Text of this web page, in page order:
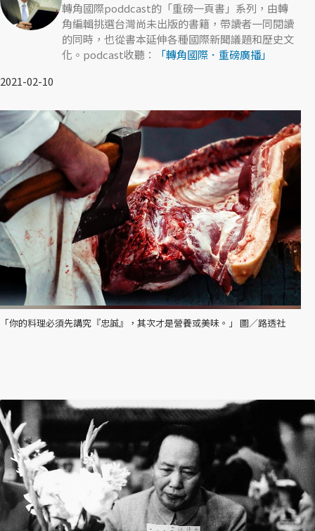
轉角國際poddcast的「重磅一頁書」系列，由轉
角編輯挑選台灣尚未出版的書籍，帶讀者一同閱讀
的同時，也從書本延伸各種國際新聞議題和歷史文
化。podcast收聽：
「轉角國際．重磅廣播」
2021-02-10
「你的料理必須先講究『忠誠』，其次才是營養或美味。」 圖／路透社